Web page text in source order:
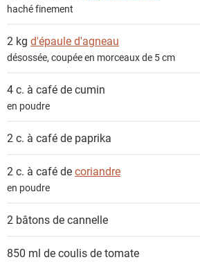
haché finement
2 kg d'épaule d'agneau
désossée, coupée en morceaux de 5 cm
4 c. à caféde cumin
en poudre
2 c. à café de paprika
2 c. à café decoriandre
en poudre
2 bâtons decannelle
850 ml decoulis de tomate